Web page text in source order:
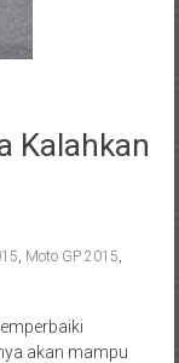
Kalahkan
Moto GP 2015
akan mampu